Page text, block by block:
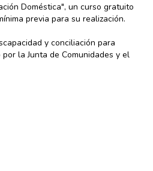
Doméstica", un curso gratuito
previa para su realización.
y conciliación para
la Junta de Comunidades y el